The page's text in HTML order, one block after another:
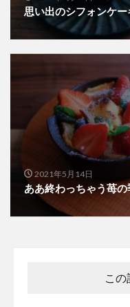
思い出のシフォンケー
2021年5月14日
ああ終わっちゃう苺
この